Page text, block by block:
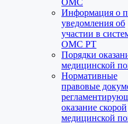
ОМС
Информация о
уведомления об
участии в
ОМС РТ
Порядки
медицинской
Нормативные
правовые
оказание скорой
медицинской